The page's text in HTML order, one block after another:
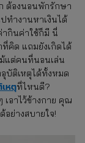
ต้องนอนพักรักษา
ทำงานหาเงินได้
ากินค่าใช้ก็มี นี่
ที่คิด แถมยังเกิดได้
แต่คนที่นอนเล่น
บัติเหตุได้ทั้งหมด
หตุที่ไหนดี?
เอาไว้ข้างกาย คุณ
ย่างสบายใจ!